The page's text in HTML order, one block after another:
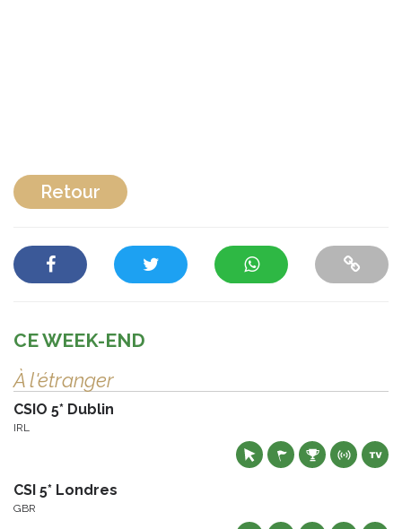
Retour
CE WEEK-END
À l'étranger
CSIO 5* Dublin
IRL
CSI 5* Londres
GBR